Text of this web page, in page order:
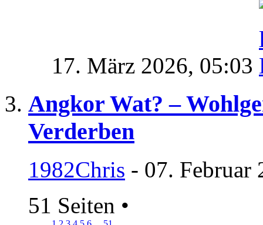
17. März 2026, 05:03
Angkor Wat? –
Verderben
1982Chris - 07. Februar
51 Seiten •